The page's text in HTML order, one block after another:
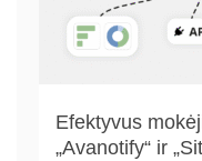
Efektyvus
„Avanotify“ ir